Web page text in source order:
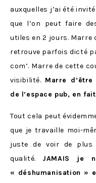
auxquelles j’ai été
que l’on peut faire
utiles en 2 jours. Marre
retrouve parfois dicté
com’. Marre de cette
visibilité. Marre
de l’espace pub, en fait
Tout cela peut
que je travaille moi-
juste de voir de plus
qualité. JAMAIS je
« déshumanisation »